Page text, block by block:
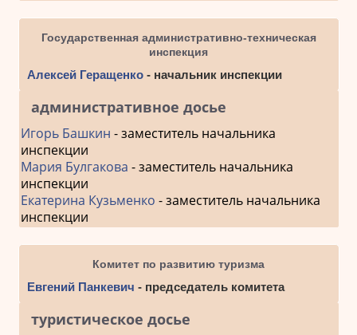
Государственная административно-техническая
инспекция
Алексей Геращенко- начальник инспекции
административное досье
Игорь Башкин - заместитель начальника
инспекции
Мария Булгакова - заместитель начальника
инспекции
Екатерина Кузьменко - заместитель начальника
инспекции
Комитет по развитию туризма
Евгений Панкевич - председатель комитета
туристическое досье